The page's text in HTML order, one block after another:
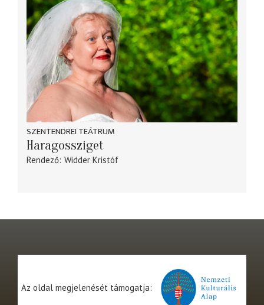
SZENTENDREI TEÁTRUM
Haragossziget
Rendező Widder Kristóf
Az oldal megjelenését támogatja: